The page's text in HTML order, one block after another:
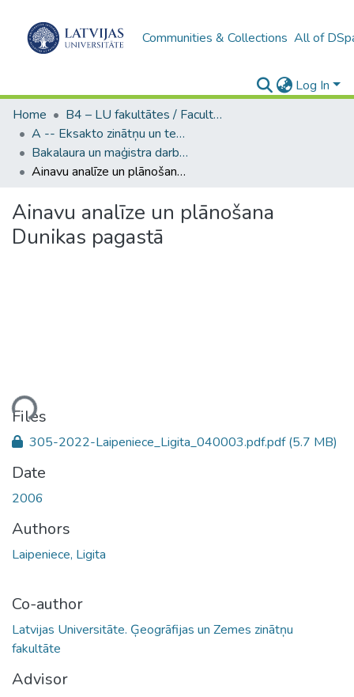
Communities & Collections All of
Log In
Home
B4 – LU fakultātes / Faculties of the UL
A -- Eksakto zinātņu un tehnoloģiju fakultāte / Faculty of Science and Technology
Bakalaura un maģistra darbi (EZTF) / Bachelor's and Master's theses
Ainavu analīze un plānošana Dunikas pagastā
Ainavu analīze un plānošana
Dunikas pagastā
Files
305-2022-Laipeniece_Ligita_040003.pdf.pdf(5.7 MB)
Date
2006
Authors
Laipeniece, Ligita
Co-author
Latvijas Universitāte. Ģeogrāfijas un Zemes zinātņu
fakultāte
Advisor